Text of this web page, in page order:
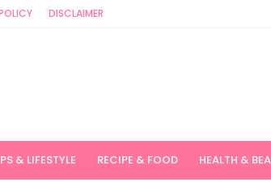
DISCLAIMER
& LIFESTYLE RECIPE & FOOD HEALTH &